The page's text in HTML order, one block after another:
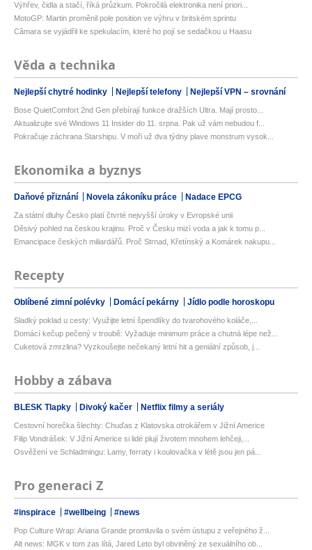
Výhřev, čidla a stačí, říká průzkum. Pokročilá elektronika není priori...
MotoGP: Martin proměnil pole position ve výhru v britském sprintu
Câmara se vyjádřil ke spekulacím, které ho pojí se sedačkou u Haasu
Věda a technika
Nejlepší chytré hodinky Nejlepší telefony Nejlepší VPN – srovnání
Bose QuietComfort 2nd Gen přebírají funkce dražších Ultra. Mají prosto...
Aktualizujte své Windows 11 Insider do 11. srpna. Pak už vám nebudou f...
Pokračuje záchrana Starshipu. V moři už dva týdny plave monstrum vysok...
Ekonomika a byznys
Daňové přiznání Novela zákoníku práce Nadace EPCG
Za státní dluhy Česko platí čtvrté nejvyšší úroky v Evropské unii
Děsivý pohled na českou krajinu. Proč v Česku mizí voda a jak k tomu p...
Emancipace českých miliardářů. Proč Strnad, Křetínský a Komárek nakupu...
Recepty
Oblíbené zimní polévky Domácí pekárny Jídlo podle horoskopu
Sladký poklad u cesty: Využijte letní špendlíky do tvarohového koláče,...
Domácí kečup pečený v troubě: Vyžaduje minimum práce a chutná lépe než...
Cuketová zmrzlina? Vyzkoušejte nečekaný letní hit a geniální způsob, j...
Hobby a zábava
BLESK Tlapky Divoký kačer Netflix filmy a seriály
Cestovní horečka šlechty: Chuďas z Klatovska otrokářem v Jižní Americe
Filip Vondrášek: V Jižní Americe si lidé plují životem mnohem lehčeji,...
Osvěžení ve Schladmingu: Lamy, ferraty i koulovačka v létě jsou jen pá...
Pro generaci Z
#inspirace #wellbeing #news
Pop Culture Wrap: Ariana Grande promluvila o svém ústupu z veřejného ž...
Alt news: MGK v tom zas lítá, Jared Leto byl obviněný ze sexuálního ob...